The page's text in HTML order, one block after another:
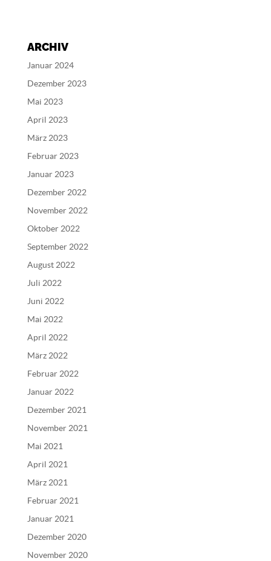
r
n
i
v
ARCHIV
Januar 2024
Dezember 2023
Mai 2023
April 2023
März 2023
Februar 2023
Januar 2023
Dezember 2022
November 2022
Oktober 2022
September 2022
August 2022
Juli 2022
Juni 2022
Mai 2022
April 2022
März 2022
Februar 2022
Januar 2022
Dezember 2021
November 2021
Mai 2021
April 2021
März 2021
Februar 2021
Januar 2021
Dezember 2020
November 2020